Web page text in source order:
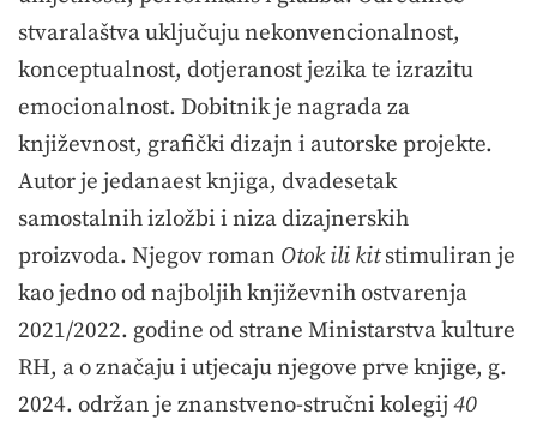
stvaralaštva uključuju nekonvencionalnost,
konceptualnost, dotjeranost jezika te izrazitu
emocionalnost. Dobitnik je nagrada za
književnost, grafički dizajn i autorske projekte.
Autor je jedanaest knjiga, dvadesetak
samostalnih izložbi i niza dizajnerskih
proizvoda. Njegov roman Otok ili kitstimuliran je
kao jedno od najboljih književnih ostvarenja
2021/2022. godine od strane Ministarstva kulture
RH, a o značaju i utjecaju njegove prve knjige, g.
2024. održan je znanstveno-stručni kolegij40